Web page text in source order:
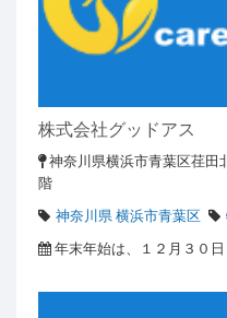
株式会社グッドアス
神奈川県横浜市青葉区荏
階
神奈川県 横浜市青葉区
年末年始は、１２月３０日